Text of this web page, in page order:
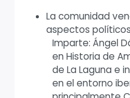
La comunidad
aspectos
Imparte: Ángel
en Historia de
de La Laguna e
en el entorno